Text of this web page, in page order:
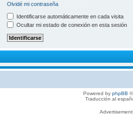
Olvidé mi contraseña
Identificarse automáticamente en cada visita
Ocultar mi estado de conexión en esta sesión
Powered by phpBB
Traducción al